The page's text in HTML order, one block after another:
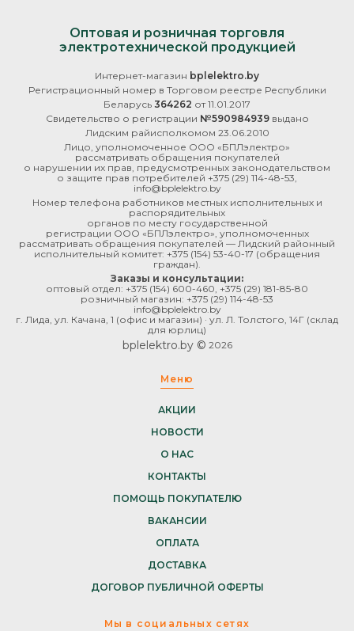
Оптовая и розничная торговля
электротехнической продукцией
Интернет-магазин bplelektro.by
Регистрационный номер в Торговом реестре Республики
Беларусь 364262 от 11.01.2017
Свидетельство о регистрации №590984939выдано
Лидским райисполкомом 23.06.2010
Лицо, уполномоченное ООО «БПЛэлектро»
рассматривать обращения покупателей
о нарушении их прав, предусмотренных законодательством
о защите прав потребителей +375 (29) 114-48-53
info@bplelektro.by
Номер телефона работников местных исполнительных и
распорядительных
органов по месту государственной
регистрации ООО «БПЛэлектро», уполномоченных
рассматривать обращения покупателей — Лидский районный
исполнительный комитет: +375 (154) 53-40-17 (обращения
граждан).
Заказы и консультации:
оптовый отдел: +375 (154) 600-460 +375 (29) 181-85-80
розничный магазин: +375 (29) 114-48-53
info@bplelektro.by
г. Лида, ул. Качана, 1 (офис и магазин) · ул. Л. Толстого, 14Г (склад
для юрлиц)
bplelektro.by © 2026
Меню
АКЦИИ
НОВОСТИ
О НАС
КОНТАКТЫ
ПОМОЩЬ ПОКУПАТЕЛЮ
ВАКАНСИИ
ОПЛАТА
ДОСТАВКА
ДОГОВОР ПУБЛИЧНОЙ ОФЕРТЫ
Мы в социальных сетях